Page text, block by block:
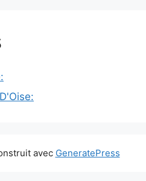
avec GeneratePress